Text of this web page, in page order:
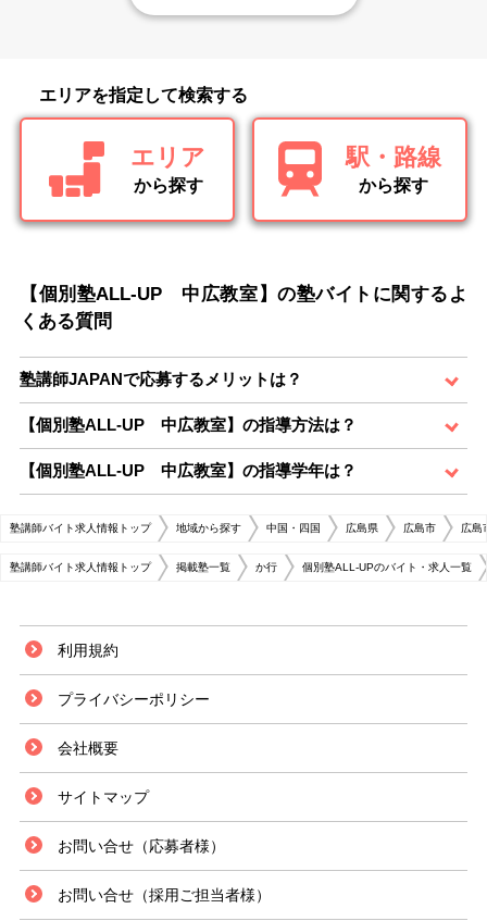
エリアを指定して検索する
エリア
から探す
駅・路線
から探す
【個別塾ALL-UP 中広教室】の塾バイトに関するよ
くある質問
塾講師JAPANで応募するメリットは？
【個別塾ALL-UP 中広教室】の指導方法は？
【個別塾ALL-UP 中広教室】の指導学年は？
塾講師バイト求人情報トップ 地域から探す 中国・四国 広島県 広島市 広島
塾講師バイト求人情報トップ 掲載塾一覧 か行 個別塾ALL-UPのバイト・求人一覧
利用規約
プライバシーポリシー
会社概要
サイトマップ
お問い合せ（応募者様）
お問い合せ（採用ご担当者様）